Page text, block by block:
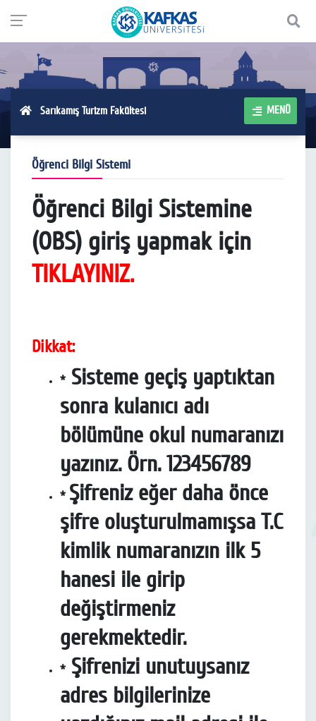
Sarıkamış Turizm Fakültesi MENÜ
Öğrenci Bilgi Sistemi
Öğrenci Bilgi Sistemine
(OBS) giriş yapmak için
TIKLAYINIZ.
Dikkat:
* Sisteme geçiş yaptıktan
sonra kulanıcı adı
bölümüne okul numaranızı
yazınız. Örn. 123456789
* Şifreniz eğer daha önce
şifre oluşturulmamışsa T.C
kimlik numaranızın ilk 5
hanesi ile girip
değiştirmeniz
gerekmektedir.
* Şifrenizi unutuysanız
adres bilgilerinize